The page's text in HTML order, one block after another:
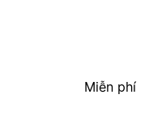
Miễn phí